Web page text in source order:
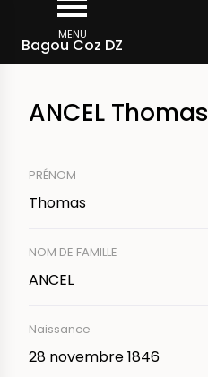
contenu
MENU
Bagou Coz DZ
d'Ariane
Membres d'équipage
ANCEL Thomas
PRÉNOM
Thomas
NOM DE FAMILLE
ANCEL
Naissance
28 novembre 1846